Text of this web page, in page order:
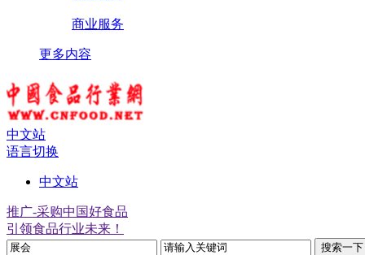
商业服务
更多内容
中文站
语言切换
中文站
推广-采购中国好食品
引领食品行业未来！